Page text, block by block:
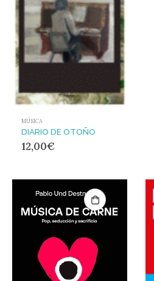
MÚSICA
DIARIO DE OTOÑO
12,00€